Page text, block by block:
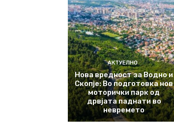
АКТУЕЛНО
Нова вредност за Водно и
Скопје: Во подготовка нов
моторички парк од
дрвјата паднати во
невремето